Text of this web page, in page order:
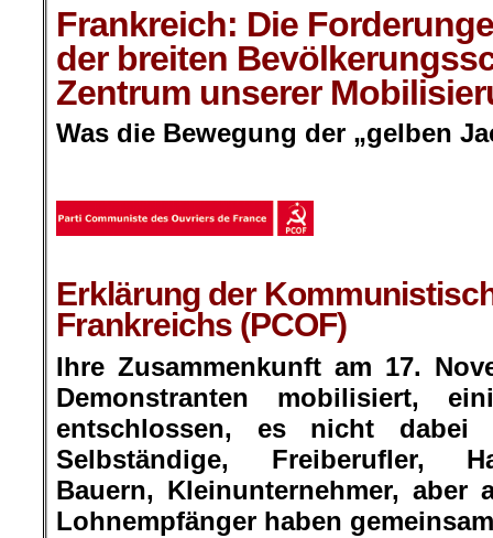
Frankreich: Die
der breiten
Zentrum unserer
Was die Bewegung der „gelben
Erklärung der
Frankreichs (PCOF)
Ihre Zusammenkunft am 17.
Demonstranten mobilisiert,
entschlossen, es nicht dabei
Selbständige, Freiberufler,
Bauern, Kleinunternehmer, aber
Lohnempfänger haben